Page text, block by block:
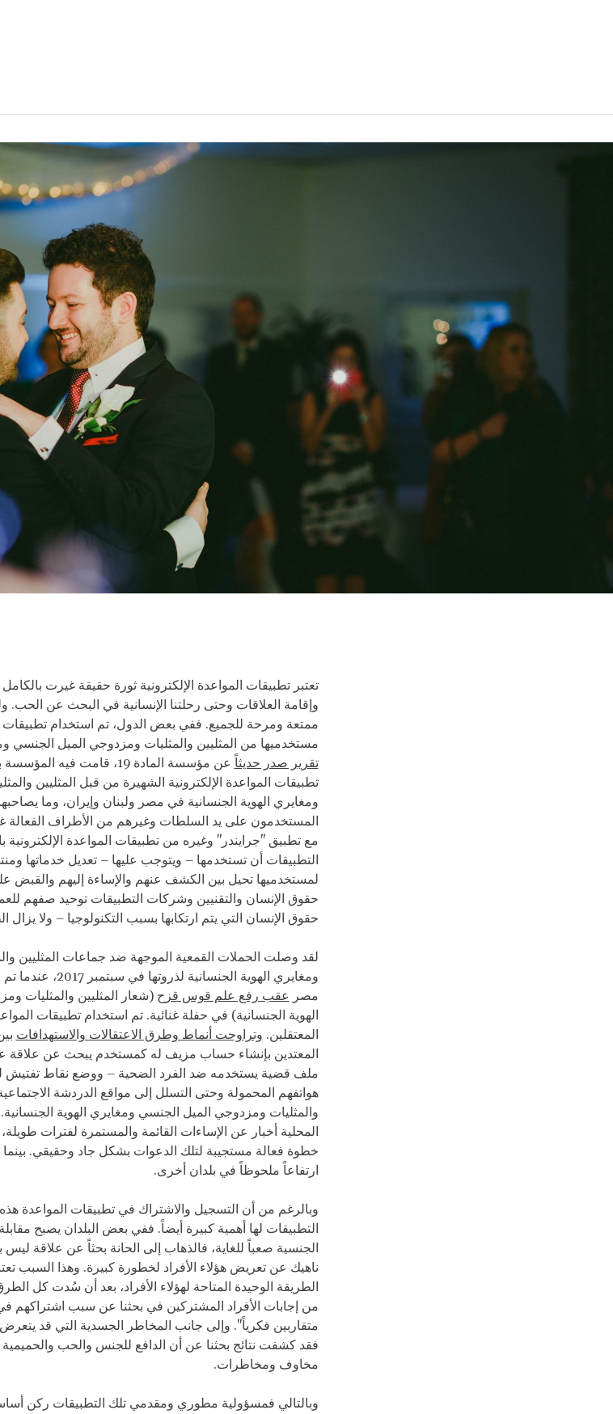
تعتبر تطبيقات المواعدة الإلكترونية ثورة حقيقة غيرت
وإقامة العلاقات وحتى رحلتنا الإنسانية في البحث عن الحب.
ممتعة ومرحة للجميع. ففي بعض الدول، تم استخدام تطبيقات
مستخدميها من المثليين والمثليات ومزدوجي الميل الجنسي
تقرير صدر حديثاً
عن مؤسسة المادة 19، قامت
تطبيقات المواعدة الإلكترونية الشهيرة من قبل المثليين
ومغايري الهوية الجنسانية في مصر ولبنان وإيران، وما
المستخدمون على يد السلطات وغيرهم من الأطراف الفعالة
مع تطبيق "جرايندر" وغيره من تطبيقات المواعدة
التطبيقات أن تستخدمها – ويتوجب عليها – تعديل خدماتها
لمستخدميها تحيل بين الكشف عنهم والإساءة إليهم والقبض
حقوق الإنسان والتقنيين وشركات التطبيقات توحيد صفهم
حقوق الإنسان التي يتم ارتكابها بسبب التكنولوجيا – ولا يزال
لقد وصلت الحملات القمعية الموجهة ضد جماعات المثليين
مصر عقب رفع علم قوس قزح (شعار المثليين والمثليات
الهوية الجنسانية) في حفلة غنائية. تم استخدام تطبيقات
المعتقلين. وتراوحت أنماط وطرق الاعتقالات والاستهدافات
المعتدين بإنشاء حساب مزيف له كمستخدم يبحث عن علاقة
ملف قضية يستخدمه ضد الفرد الضحية – ووضع نقاط تفتيش
هواتفهم المحمولة وحتى التسلل إلى مواقع الدردشة
والمثليات ومزدوجي الميل الجنسي ومغايري الهوية
المحلية أخبار عن الإساءات القائمة والمستمرة لفترات
خطوة فعالة مستجيبة لتلك الدعوات بشكل جاد وحقيقي. بينما
ارتفاعاً ملحوظاً في بلدان أخرى.
وبالرغم من أن التسجيل والاشتراك في تطبيقات المواعدة هذه
التطبيقات لها أهمية كبيرة أيضاً. ففي بعض البلدان يصبح
الجنسية صعباً للغاية، فالذهاب إلى الحانة بحثاً عن علاقة ليس
ناهيك عن تعريض هؤلاء الأفراد لخطورة كبيرة. وهذا السبب
من إجابات الأفراد المشتركين في بحثنا عن سبب اشتراكهم
متقاربين فكرياً". وإلى جانب المخاطر الجسدية التي قد
فقد كشفت نتائج بحثنا عن أن الدافع للجنس والحب والحميمية
مخاوف ومخاطرات.
وبالتالي فمسؤولية مطوري ومقدمي تلك التطبيقات ركن